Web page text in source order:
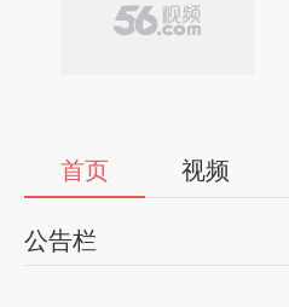
首页 视频
公告栏